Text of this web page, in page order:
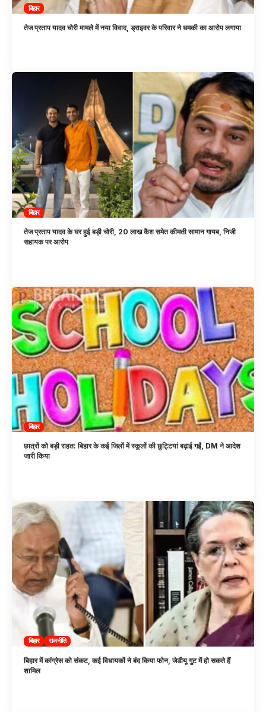
बिहार
तेज प्रताप यादव चोरी मामले में नया विवाद, ड्राइवर के परिवार ने धमकी का आरोप लगाया
बिहार
तेज प्रताप यादव के घर हुई बड़ी चोरी, 20 लाख कैश समेत कीमती सामान गायब, निजी
सहायक पर आरोप
बिहार
छात्रों को बड़ी राहत: बिहार के कई जिलों में स्कूलों की छुट्टियां बढ़ाई गईं, DM ने आदेश
जारी किया
बिहार राजनीति
बिहार में कांग्रेस को संकट, कई विधायकों ने बंद किया फोन, जेडीयू गुट में हो सकते हैं
शामिल